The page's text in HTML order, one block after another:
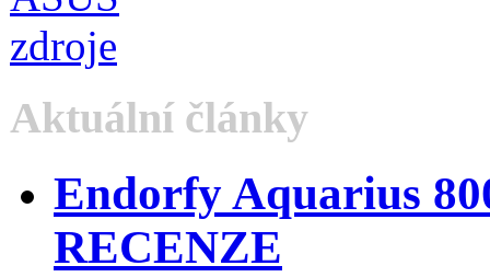
Aktuální články
Endorfy Aquarius
RECENZE